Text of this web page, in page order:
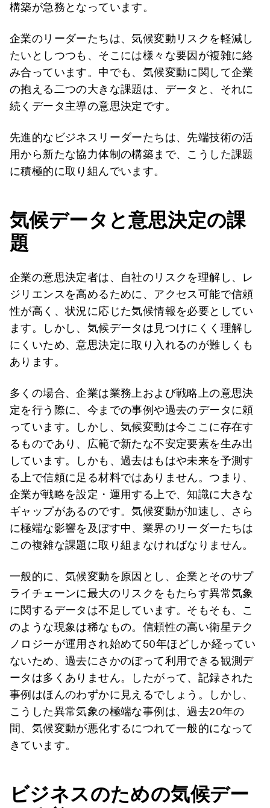
構築が急務となっています。
企業のリーダーたちは、気候変動リスクを軽減し
たいとしつつも、そこには様々な要因が複雑に絡
み合っています。中でも、気候変動に関して企業
の抱える二つの大きな課題は、データと、それに
続くデータ主導の意思決定です。
先進的なビジネスリーダーたちは、先端技術の活
用から新たな協力体制の構築まで、こうした課題
に積極的に取り組んでいます。
気候データと意思決定の課
題
企業の意思決定者は、自社のリスクを理解し、レ
ジリエンスを高めるために、アクセス可能で信頼
性が高く、状況に応じた気候情報を必要としてい
ます。しかし、気候データは見つけにくく理解し
にくいため、意思決定に取り入れるのが難しくも
あります。
多くの場合、企業は業務上および戦略上の意思決
定を行う際に、今までの事例や過去のデータに頼
っています。しかし、気候変動は今ここに存在す
るものであり、広範で新たな不安定要素を生み出
しています。しかも、過去はもはや未来を予測す
る上で信頼に足る材料ではありません。つまり、
企業が戦略を設定・運用する上で、知識に大きな
ギャップがあるのです。気候変動が加速し、さら
に極端な影響を及ぼす中、業界のリーダーたちは
この複雑な課題に取り組まなければなりません。
一般的に、気候変動を原因とし、企業とそのサプ
ライチェーンに最大のリスクをもたらす異常気象
に関するデータは不足しています。そもそも、こ
のような現象は稀なもの。信頼性の高い衛星テク
ノロジーが運用され始めて50年ほどしか経ってい
ないため、過去にさかのぼって利用できる観測デ
ータは多くありません。したがって、記録された
事例はほんのわずかに見えるでしょう。しかし、
こうした異常気象の極端な事例は、過去20年の
間、気候変動が悪化するにつれて一般的になって
きています。
ビジネスのための気候デー